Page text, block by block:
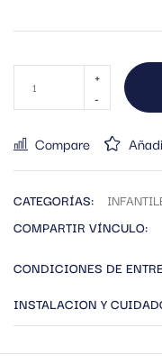
Compare
CATEGORÍAS:
COMPARTIR VÍNCULO:
CONDICIONES DE
INSTALACION Y